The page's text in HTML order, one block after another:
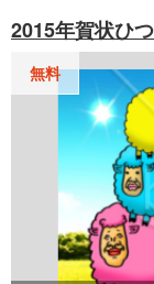
さい。書家「書
言を贈るお手伝
2015年賀状ひ
無料